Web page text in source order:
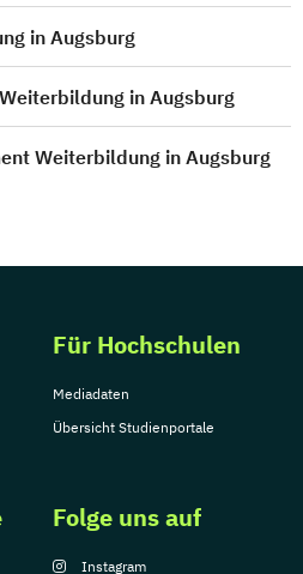
in Augsburg
in Augsburg
Weiterbildung in Augsburg
Für Hochschulen
Mediadaten
Übersicht Studienportale
Folge uns auf
Instagram